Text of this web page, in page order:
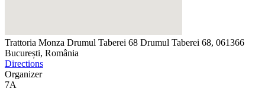
Trattoria Monza Drumul Taberei 68 Drumul Taberei 68, 061366
București, România
Directions
Organizer
7A